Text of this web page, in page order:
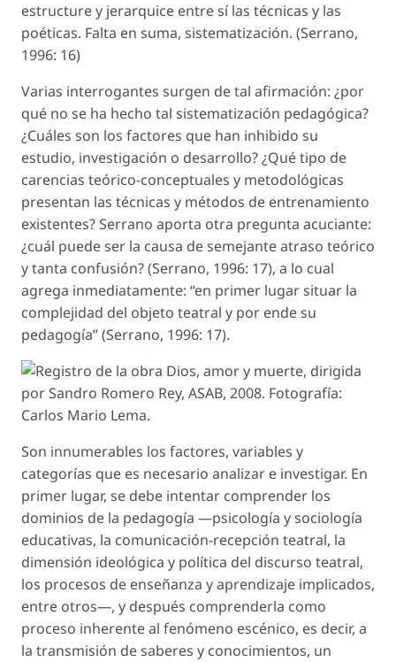
estructure y jerarquice entre sí las técnicas y las
poéticas. Falta en suma, sistematización. (Serrano,
1996: 16)
Varias interrogantes surgen de tal afirmación: ¿por
qué no se ha hecho tal sistematización pedagógica?
¿Cuáles son los factores que han inhibido su
estudio, investigación o desarrollo? ¿Qué tipo de
carencias teórico-conceptuales y metodológicas
presentan las técnicas y métodos de entrenamiento
existentes? Serrano aporta otra pregunta acuciante:
¿cuál puede ser la causa de semejante atraso teórico
y tanta confusión? (Serrano, 1996: 17), a lo cual
agrega inmediatamente: “en primer lugar situar la
complejidad del objeto teatral y por ende su
pedagogía” (Serrano, 1996: 17).
Son innumerables los factores, variables y
categorías que es necesario analizar e investigar. En
primer lugar, se debe intentar comprender los
dominios de la pedagogía —psicología y sociología
educativas, la comunicación-recepción teatral, la
dimensión ideológica y política del discurso teatral,
los procesos de enseñanza y aprendizaje implicados,
entre otros—, y después comprenderla como
proceso inherente al fenómeno escénico, es decir, a
la transmisión de saberes y conocimientos, un